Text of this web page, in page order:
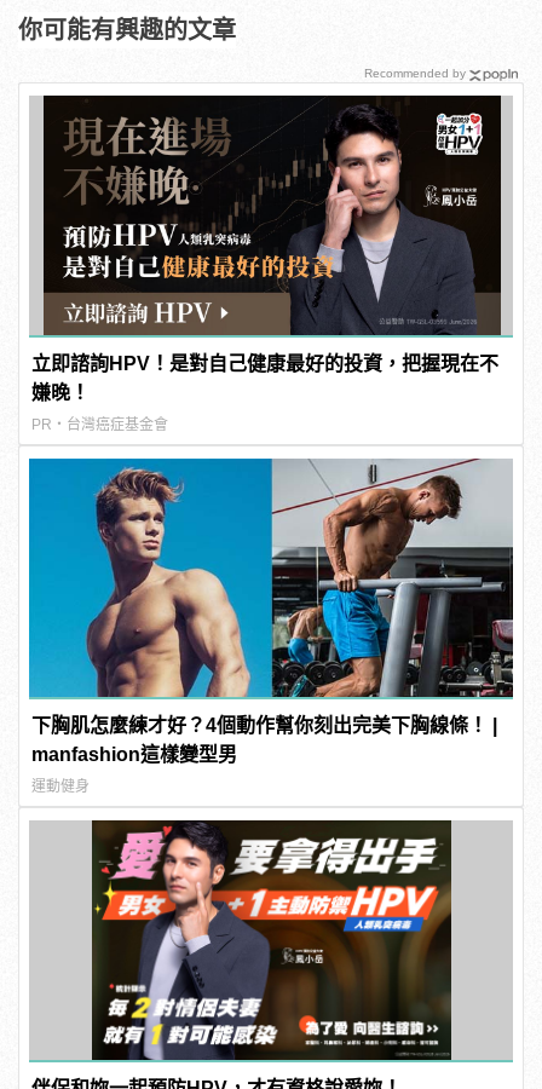
你可能有興趣的文章
立即諮詢HPV！是對自己健康最好的投資，把握現在不
嫌晚！
PR・台灣癌症基金會
下胸肌怎麼練才好？4個動作幫你刻出完美下胸線條！ |
manfashion這樣變型男
運動健身
Recommended by